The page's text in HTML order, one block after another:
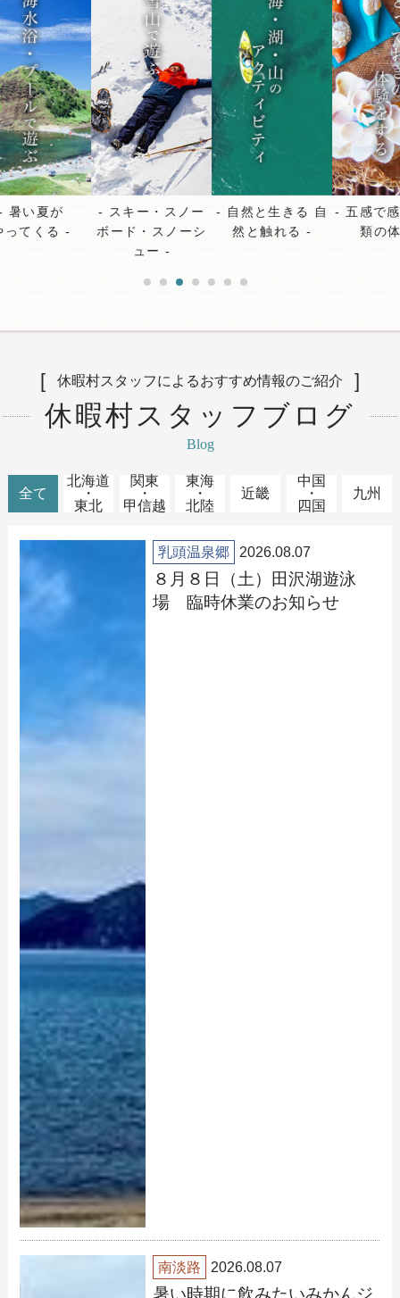
スキー・スノー
ボード・スノーシ
自然と生きる 自
然と触れる
五感で感じる5種
類の体験
休暇村スタッフによるおすすめ情報のご紹介
休暇村スタッフブログ
Blog
全て
北海道
・
東北
関東
・
甲信越
東海
・
北陸
近畿
中国
・
四国
九州
乳頭温泉郷 2026.08.07
８月８日（土）田沢湖遊泳
場 臨時休業のお知らせ
南淡路 2026.08.07
暑い時期に飲みたいみかんジ